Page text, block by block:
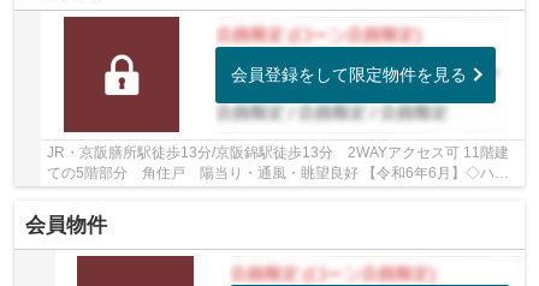
会員登録をして限定物件を見る
JR・京阪膳所駅徒歩13分/京阪錦駅徒歩13分 2WAYアクセス可 11階建
ての5階部分 角住戸 陽当り・通風・眺望良好 【令和6年6月】◇ハウ
スクリーニング 【2018年6月】◇浴室・キッチン・...
会員物件